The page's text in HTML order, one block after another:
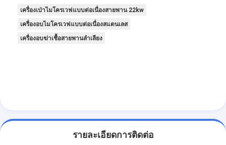
เครื่องเป่าไมโครเวฟแบบต่อเนื่องสายพาน 22kw
เครื่องอบไมโครเวฟแบบต่อเนื่องสแตนเลส
เครื่องอบฆ่าเชื้อสายพานลำเลียง
รายละเอียดการติดต่อ